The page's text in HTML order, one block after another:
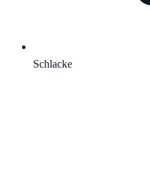
Schlacke